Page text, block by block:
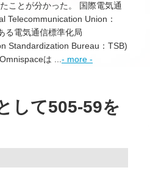
ことが分かった。 国際電気通
Telecommunication Union：
る電気通信標準化局
Standardization Bureau：TSB)
は ... - more -
して505-59を